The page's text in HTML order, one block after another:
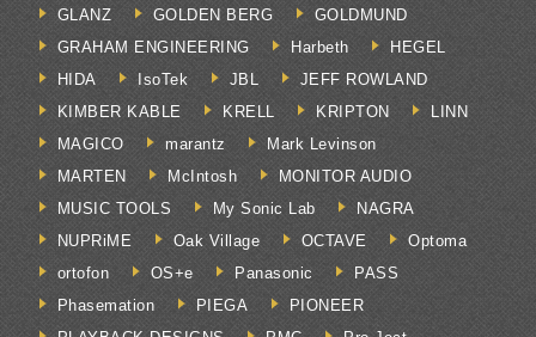
GLANZ
GOLDEN BERG
GOLDMUND
GRAHAM ENGINEERING
Harbeth
HEGEL
HIDA
IsoTek JBL
JEFF ROWLAND
KIMBER KABLE
KRELL KRIPTON
LINN
MAGICO
marantz
Mark Levinson
MARTEN
McIntosh
MONITOR AUDIO
MUSIC TOOLS
My Sonic Lab
NAGRA
NUPRiME
Oak Village OCTAVE
Optoma
ortofon
OS+e Panasonic
PASS
Phasemation
PIEGA
PIONEER